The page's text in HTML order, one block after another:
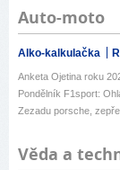
Auto-moto
Alko-kalkulačka
Anketa Ojetina roku
Pondělník F1sport:
Zezadu porsche,
Věda a